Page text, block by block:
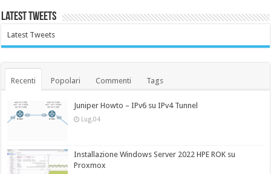
Latest Tweets
Latest Tweets
Recenti Popolari Commenti Tags
Juniper Howto – IPv6 su IPv4 Tunnel
Lug.04
Installazione Windows Server 2022 HPE ROK su
Proxmox